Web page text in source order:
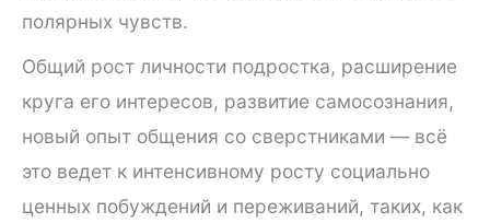
полярных чувств.
Общий рост личности подростка, расширение
круга его интересов, развитие самосознания,
новый опыт общения со сверстниками — всё
это ведет к интенсивному росту социально
ценных побуждений и переживаний, таких, как